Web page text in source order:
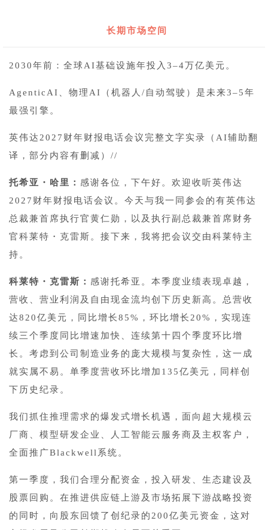
长期市场空间
2030年前：全球AI基础设施年投入3–4万亿美元。
AgenticAI、物理AI（机器人/自动驾驶）是未来3–5年
最强引擎。
英伟达2027财年财报电话会议完整文字实录（AI辅助翻
译，部分内容有删减）//
托希亚・哈里： 感谢各位，下午好。欢迎收听英伟达
2027财年财报电话会议。今天与我一同参会的有英伟达
总裁兼首席执行官黄仁勋，以及执行副总裁兼首席财务
官科莱特・克雷斯。接下来，我将把会议交由科莱特主
持。
科莱特・克雷斯： 感谢托希亚。本季度业绩表现卓越，
营收、营业利润及自由现金流均创下历史新高。总营收
达820亿美元，同比增长85%，环比增长20%，实现连
续三个季度同比增速加快、连续第十四个季度环比增
长。考虑到公司制造业务的庞大规模与复杂性，这一成
就实属不易。单季度营收环比增加135亿美元，同样创
下历史纪录。
我们抓住推理需求的爆发式增长机遇，面向超大规模云
厂商、模型研发企业、人工智能云服务商及主权客户，
全面推广Blackwell系统。
第一季度，我们合理分配资金，投入研发、生态建设及
股票回购。在推进供应链上游及市场拓展下游战略投资
的同时，向股东回馈了创纪录的200亿美元资金，这对